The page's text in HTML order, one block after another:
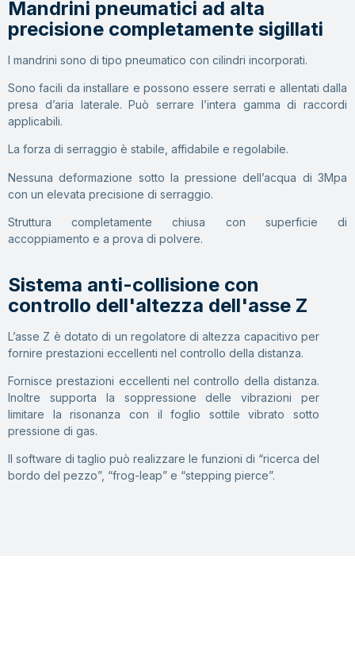
Mandrini pneumatici ad alta
precisione completamente sigillati
I mandrini sono di tipo pneumatico con cilindri incorporati.
Sono facili da installare e possono essere serrati e allentati dalla
presa d’aria laterale. Può serrare l’intera gamma di raccordi
applicabili.
La forza di serraggio è stabile, affidabile e regolabile.
Nessuna deformazione sotto la pressione dell’acqua di 3Mpa
con un elevata precisione di serraggio.
Struttura completamente chiusa con superficie di
accoppiamento e a prova di polvere.
Sistema anti-collisione con
controllo dell'altezza dell'asse Z
L’asse Z è dotato di un regolatore di altezza capacitivo per
fornire prestazioni eccellenti nel controllo della distanza.
Fornisce prestazioni eccellenti nel controllo della distanza.
Inoltre supporta la soppressione delle vibrazioni per
limitare la risonanza con il foglio sottile vibrato sotto
pressione di gas.
Il software di taglio può realizzare le funzioni di “ricerca del
bordo del pezzo”, “frog-leap” e “stepping pierce”.